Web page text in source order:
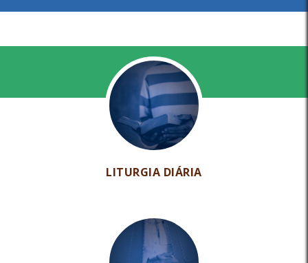
LITURGIA DIÁRIA